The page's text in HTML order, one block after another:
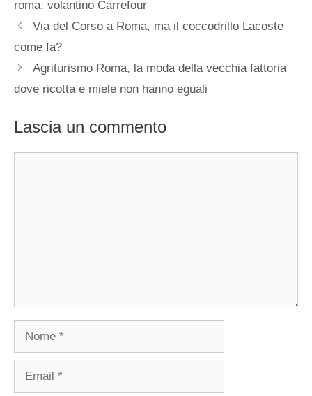
roma, volantino Carrefour
Via del Corso a Roma, ma il coccodrillo Lacoste
come fa?
Agriturismo Roma, la moda della vecchia fattoria
dove ricotta e miele non hanno eguali
Lascia un commento
Nome
Email